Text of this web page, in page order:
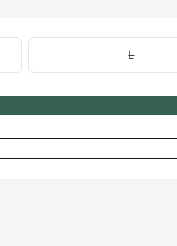
L